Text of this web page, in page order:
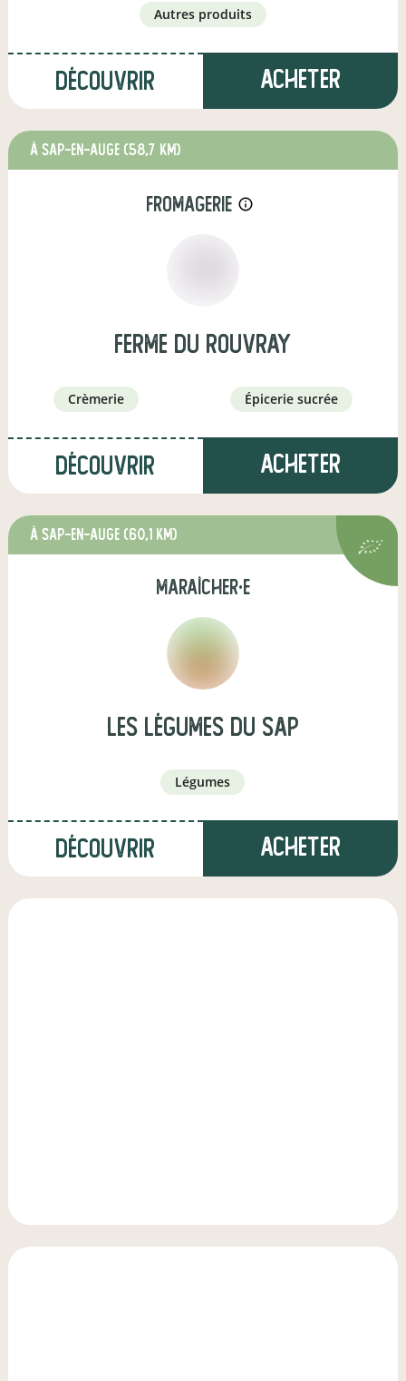
autres produits
Découvrir Acheter
à Sap-en-Auge (58,7 km)
fromagerie info_outline
Ferme du rouvray
crèmerie épicerie sucrée
Découvrir Acheter
à Sap-en-Auge (60,1 km)
maraîcher·e
Les Légumes du Sap
légumes
Découvrir Acheter